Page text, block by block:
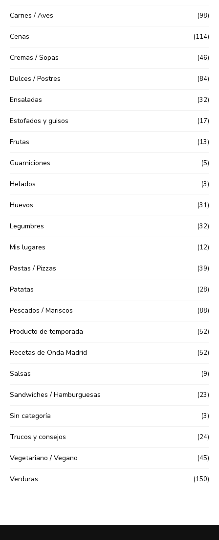
Carnes / Aves (98)
Cenas (114)
Cremas / Sopas (46)
Dulces / Postres (84)
Ensaladas (32)
Estofados y guisos (17)
Frutas (13)
Guarniciones (5)
Helados (3)
Huevos (31)
Legumbres (32)
Mis lugares (12)
Pastas / Pizzas (39)
Patatas (28)
Pescados / Mariscos (88)
Producto de temporada (52)
Recetas de Onda Madrid (52)
Salsas (9)
Sandwiches / Hamburguesas (23)
Sin categoría (3)
Trucos y consejos (24)
Vegetariano / Vegano (45)
Verduras (150)